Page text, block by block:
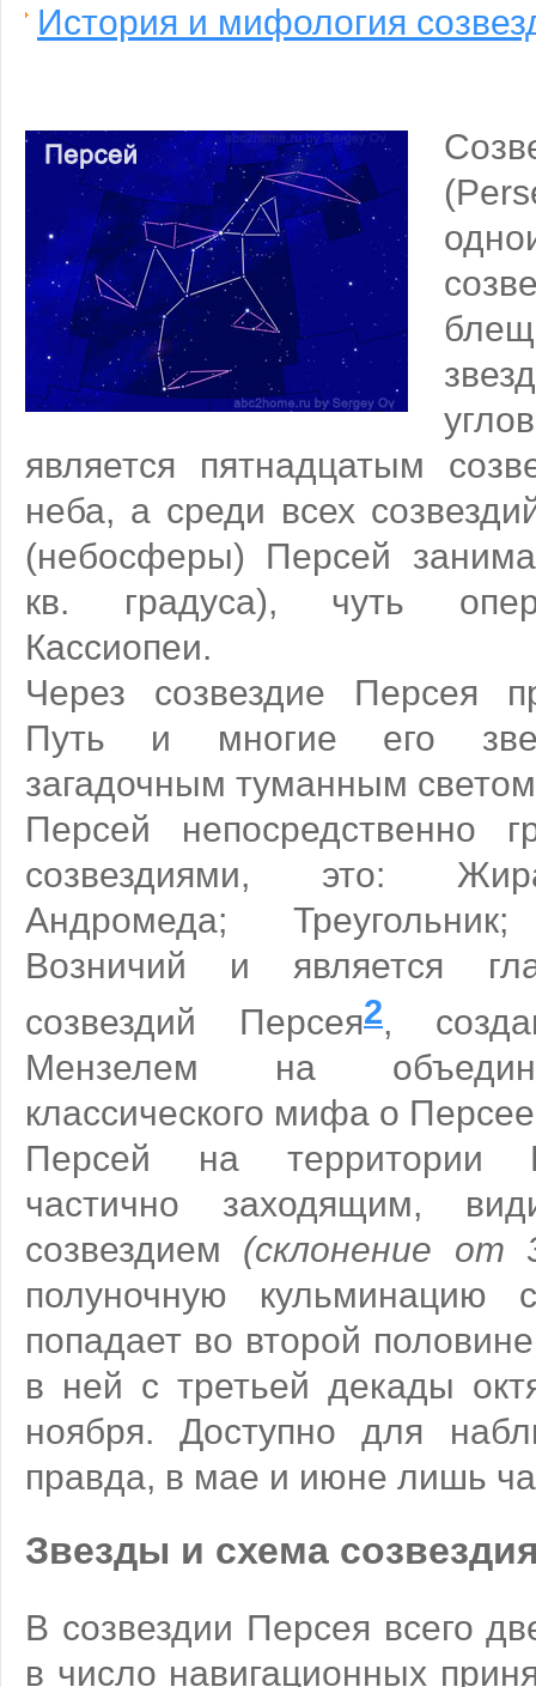
История и мифология
является пятнадцатым
неба, а среди всех
(небосферы) Персей
кв. градуса), чуть
Кассиопеи.
Через созвездие Персея
Путь и многие его
загадочным туманным
Персей непосредственно
созвездиями, это:
Андромеда;
Возничий и является
созвездий Персея2,
Мензелем на
классического мифа о
Персей на территории
частично заходящим,
созвездием (склонение от
полуночную кульминацию
попадает во второй
в ней с третьей декады
ноября. Доступно для
правда, в мае и июне лишь
Звезды и схема
В созвездии Персея всего
в число навигационных